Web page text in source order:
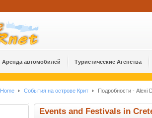
Аренда автомобилей Туристические Агенства
Home События на острове Крит Подробности - Alexi
Events and Festivals in